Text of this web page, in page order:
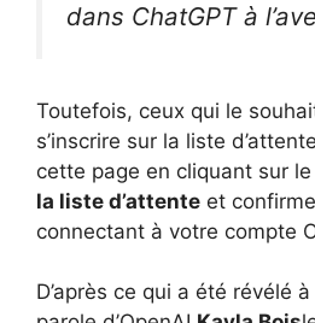
dans ChatGPT à
Toutefois, ceux qui le
s’inscrire sur la liste
cette page en cliquant sur
la liste d’attente et
connectant à votre compte
D’après ce qui a été révélé à